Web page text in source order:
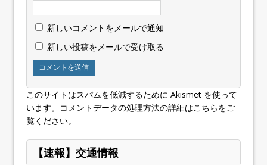
新しいコメントをメールで通知
新しい投稿をメールで受け取る
このサイトはスパムを低減するために Akismet を使って
います。 コメントデータの処理方法の詳細はこちらをご
覧ください。
【速報】交通情報